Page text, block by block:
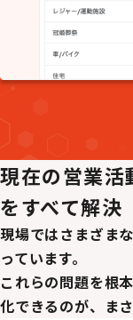
現在の営業活
をすべて解決
現場ではさまざま
っています。
これらの問題を根
化できるのが、ま